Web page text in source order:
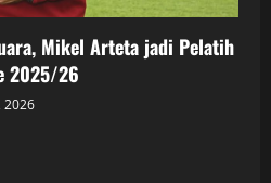
Mikel Arteta jadi Pelatih
2025/26
2026